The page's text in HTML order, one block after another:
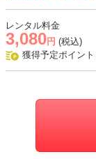
レンタル料金
3,080 円 (税込)
獲得予定ポイント